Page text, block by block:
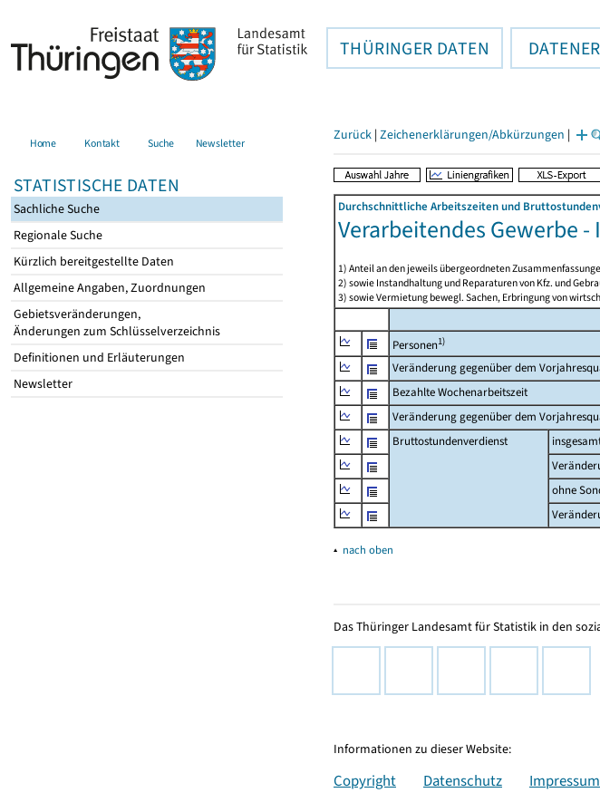
THÜRINGER DATEN
Home Kontakt Suche Newsletter
STATISTISCHE DATEN
Sachliche Suche
Regionale Suche
Kürzlich bereitgestellte Daten
Allgemeine Angaben, Zuordnungen
Gebietsveränderungen,
Änderungen zum Schlüsselverzeichnis
Definitionen und Erläuterungen
Newsletter
Zurück | Zeichenerklärungen/Abkürzungen |
Durchschnittliche Arbeitszeiten und
Verarbeitendes Gewerbe
1) Anteil an den jeweils übergeordneten
2) sowie Instandhaltung und Reparaturen von Kfz. und
3) sowie Vermietung bewegl. Sachen, Erbringung von
Personen1)
Veränderung gegenüber dem
Bezahlte Wochenarbeitszeit
Veränderung gegenüber dem
Bruttostundenverdienst
ohne
▴ nach oben
Das Thüringer Landesamt für Statistik in den
Informationen zu dieser Website:
Copyright Datenschutz Impressum